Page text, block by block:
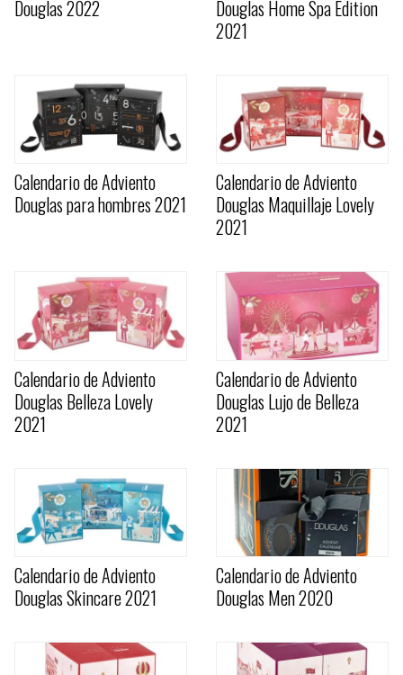
Douglas 2022
Douglas Home Spa Edition
2021
Calendario de Adviento
Douglas para hombres 2021
Calendario de Adviento
Douglas Maquillaje Lovely
2021
Calendario de Adviento
Douglas Belleza Lovely
2021
Calendario de Adviento
Douglas Lujo de Belleza
2021
Calendario de Adviento
Douglas Skincare 2021
Calendario de Adviento
Douglas Men 2020